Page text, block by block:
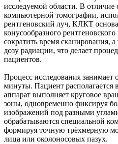
исследуемой области. В отличие
компьютерной томографии,
рентгеновский луч, КЛКТ
конусообразного
сократить время сканирования,
дозу радиации, что делает
пациентов.
Процесс исследования занимает
минуты. Пациент располагается
аппарат выполняет круговое
зоны, одновременно фиксируя
изображений под разными
обрабатываются специальной
формируя точную трёхмерную
лица или околоносовых пазух.